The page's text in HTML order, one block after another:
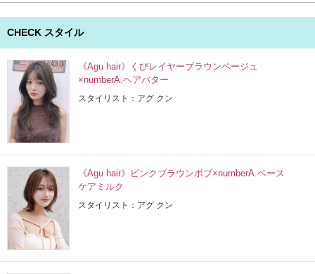
CHECK スタイル
《Agu hair》くびレイヤーブラウンベージュ
×numberA.ヘアバター
スタイリスト：アグ クン
《Agu hair》ピンクブラウンボブ×numberA.ベース
ケアミルク
スタイリスト：アグ クン